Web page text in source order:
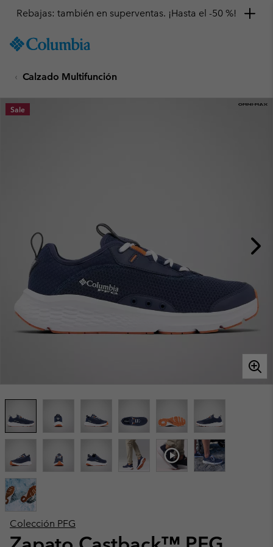
TO
SKIP
MAIN
NAV
Rebajas: también en superventas. ¡Hasta el -50 %!
Calzado Multifunción
Colección PFG
Sale